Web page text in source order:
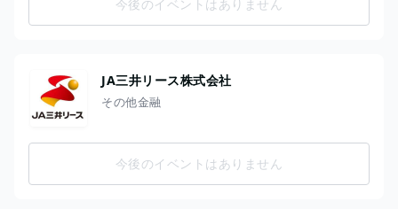
今後のイベントはありません
JA三井リース株式会社
その他金融
今後のイベントはありません